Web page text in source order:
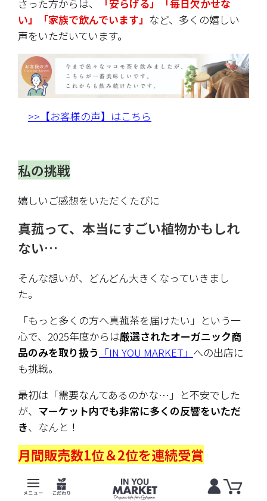
さった方からは、
「安らげる」「毎日欠かせな
い」「家族で飲んでいます」 など、多くの嬉しい
声をいただいています。
>>【お客様の声】はこちら
私の挑戦
嬉しいご感想をいただくたびに
真菰って、本当にすごい植物かもしれ
ない…
そんな想いが、どんどん大きくなっていきまし
た。
「もっと多くの方へ真菰茶を届けたい」という一
心で、2025年度からは厳選されたオーガニック商
品のみを取り扱う 「IN YOU MARKET」 への出店に
も挑戦。
最初は「需要なんてあるのかな…」と不安でした
が、 マーケット内でも非常に多くの反響をいただ
き、なんと！
月間販売数1位＆2位を連続受賞